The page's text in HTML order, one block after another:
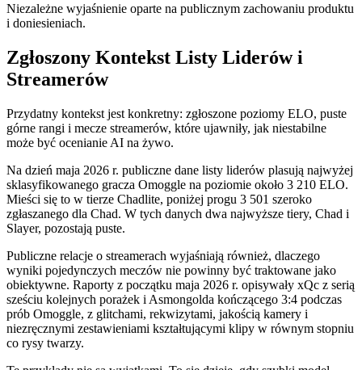
Niezależne wyjaśnienie oparte na publicznym zachowaniu produktu
i doniesieniach.
Zgłoszony Kontekst Listy Liderów i
Streamerów
Przydatny kontekst jest konkretny: zgłoszone poziomy ELO, puste
górne rangi i mecze streamerów, które ujawniły, jak niestabilne
może być ocenianie AI na żywo.
Na dzień maja 2026 r. publiczne dane listy liderów plasują najwyżej
sklasyfikowanego gracza Omoggle na poziomie około 3 210 ELO.
Mieści się to w tierze Chadlite, poniżej progu 3 501 szeroko
zgłaszanego dla Chad. W tych danych dwa najwyższe tiery, Chad i
Slayer, pozostają puste.
Publiczne relacje o streamerach wyjaśniają również, dlaczego
wyniki pojedynczych meczów nie powinny być traktowane jako
obiektywne. Raporty z początku maja 2026 r. opisywały xQc z serią
sześciu kolejnych porażek i Asmongolda kończącego 3:4 podczas
prób Omoggle, z glitchami, rekwizytami, jakością kamery i
niezręcznymi zestawieniami kształtującymi klipy w równym stopniu
co rysy twarzy.